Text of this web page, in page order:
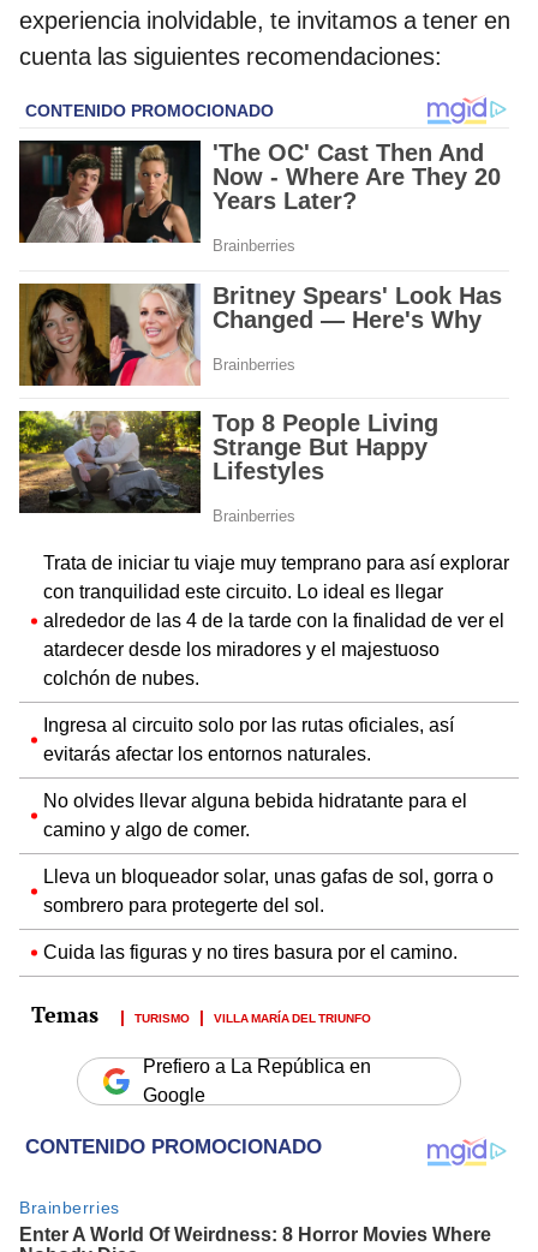
experiencia inolvidable, te invitamos a tener en
cuenta las siguientes recomendaciones:
Trata de iniciar tu viaje muy temprano para así explorar
con tranquilidad este circuito. Lo ideal es llegar
alrededor de las 4 de la tarde con la finalidad de ver el
atardecer desde los miradores y el majestuoso
colchón de nubes.
Ingresa al circuito solo por las rutas oficiales, así
evitarás afectar los entornos naturales.
No olvides llevar alguna bebida hidratante para el
camino y algo de comer.
Lleva un bloqueador solar, unas gafas de sol, gorra o
sombrero para protegerte del sol.
Cuida las figuras y no tires basura por el camino.
TURISMO VILLA MARÍA DEL TRIUNFO
Prefiero a La República en
Google